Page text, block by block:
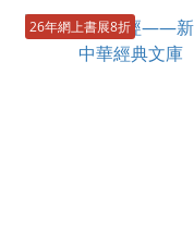
26年網上書展8折